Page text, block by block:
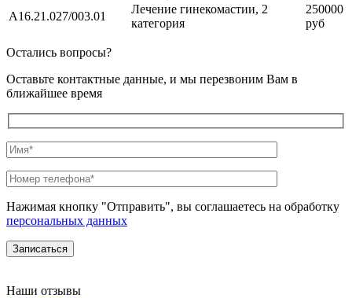
A16.21.027/003.01
Лечение гинекомастии, 2
категория
250000
руб
Остались вопросы?
Оставьте контактные данные, и мы перезвоним Вам в
ближайшее время
Нажимая кнопку "Отправить", вы соглашаетесь на обработку
персональных данных
Наши отзывы